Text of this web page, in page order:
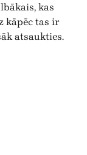
kas
kāpēc tas ir
atsaukties.